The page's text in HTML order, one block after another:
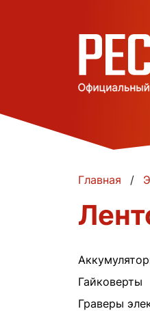
Главная
Гайковерты
Граверы